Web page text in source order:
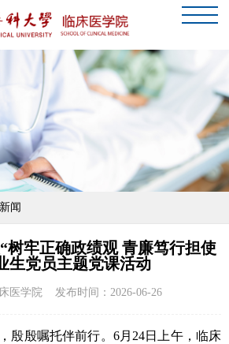
闻
树牢正确政绩观 青廉笃行担使
生党员主题党课活动
医学院 发布时间：2026-06-26
殷殷嘱托伴前行。 6月 24日上午， 临床